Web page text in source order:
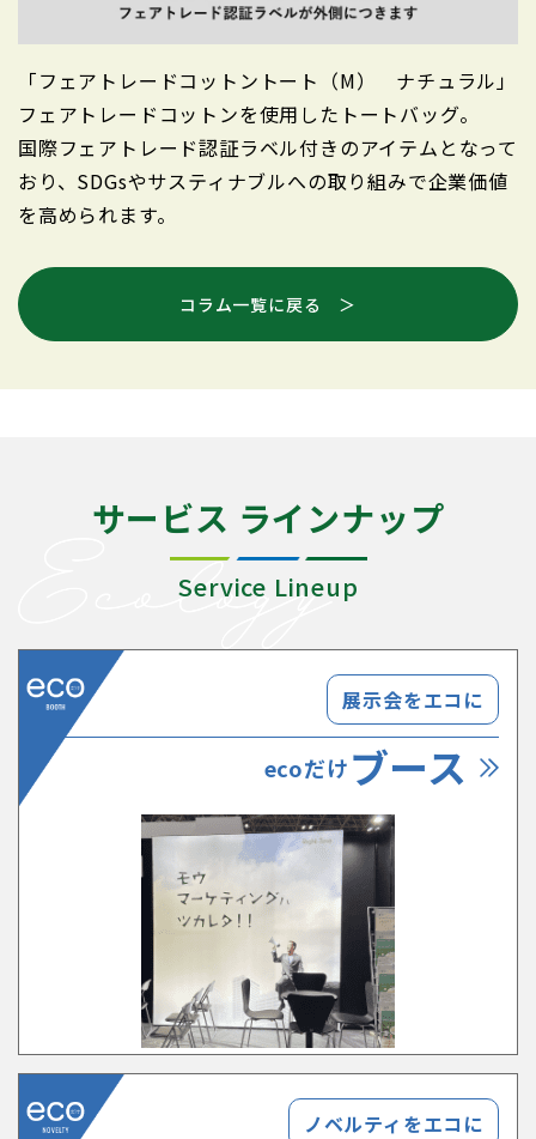
「フェアトレードコットントート（M） ナチュラル」
フェアトレードコットンを使用したトートバッグ。
国際フェアトレード認証ラベル付きのアイテムとなって
おり、SDGsやサスティナブルへの取り組みで企業価値
を高められます。
コラム一覧に戻る ＞
サービス ラインナップ
Service Lineup
展示会をエコに
ecoだけブース
ノベルティをエコに